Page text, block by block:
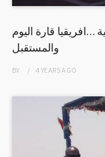
…افريقيا قارة اليوم
والمستقبل
BY 4 YEARSAGO